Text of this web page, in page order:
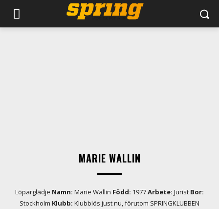
MARIE WALLIN
Löparglädje Namn: Marie Wallin Född: 1977Arbete: Jurist Bor:
Stockholm Klubb: Klubblös just nu, förutom SPRINGKLUBBEN